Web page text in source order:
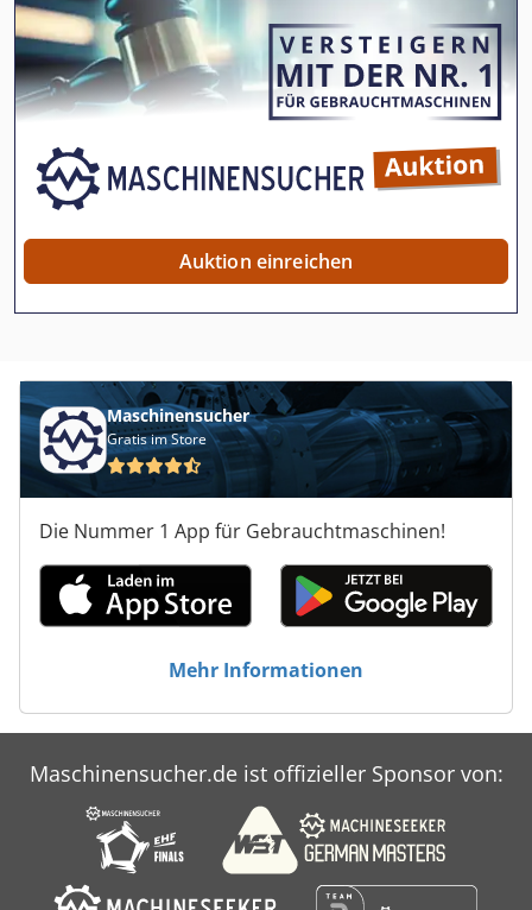
Auktion einreichen
Maschinensucher
Gratis im Store
Die Nummer 1 App für Gebrauchtmaschinen!
Mehr Informationen
Maschinensucher.de ist offizieller Sponsor von: